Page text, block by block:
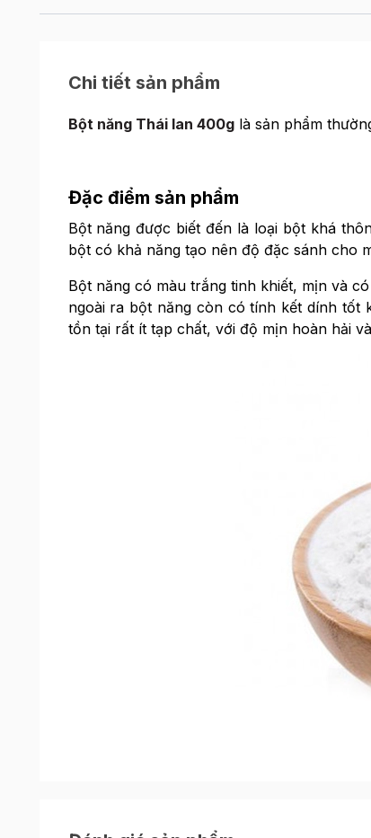
Chi tiết sản phẩm
Bột năng Thái lan 400glà sản phẩm
Đặc điểm sản phẩm
Bột năng được biết đến là loại bột khá
bột có khả năng tạo nên độ đặc sánh cho
Bột năng có màu trắng tinh khiết, mịn và
ngoài ra bột năng còn có tính kết dính tốt
tồn tại rất ít tạp chất, với độ mịn hoàn hải
Khi nhắc đến bột năng chắc hẳn ai cũng